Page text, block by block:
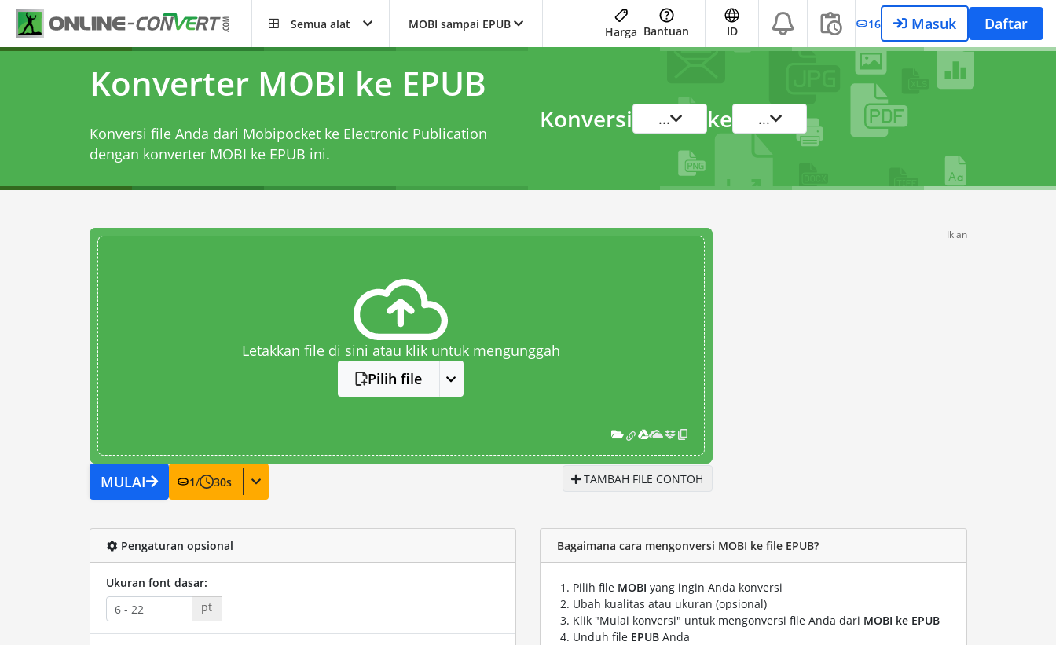
Semua alat MOBI sampai EPUB
Harga Bantuan ID 16 Masuk Daftar
Konverter MOBI ke EPUB
Konversi file Anda dari Mobipocket ke Electronic Publication
dengan konverter MOBI ke EPUB ini.
Konversi ... ke ...
Letakkan file di sini atau klik untuk mengunggah
Pilih file
MULAI 1/ 30s TAMBAH FILE CONTOH
Iklan
Pengaturan opsional
Ukuran font dasar:
pt
Bagaimana cara mengonversi MOBI ke file EPUB?
Pilih file MOBI yang ingin Anda konversi
Ubah kualitas atau ukuran (opsional)
Klik "Mulai konversi" untuk mengonversi file Anda dari MOBI ke EPUB
Unduh file EPUB Anda